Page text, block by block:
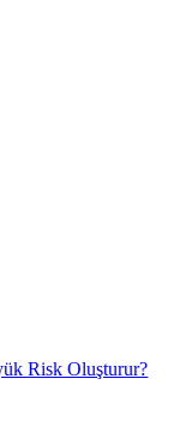
Risk Oluşturur?